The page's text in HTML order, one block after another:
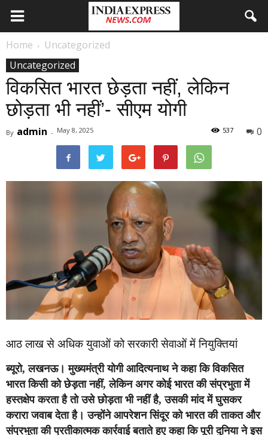
Home
Uncategorized
Uncategorized
विकसित भारत छेड़ता नहीं, लेकिन
छोड़ता भी नहीं’- सीएम योगी
By admin - May 8, 2025 0
537
आठ लाख से अधिक युवाओं को सरकारी सेवाओं में नियुक्तियां
ब्यूरो, लखनऊ। मुख्यमंत्री योगी आदित्यनाथ ने कहा कि विकसित
भारत किसी को छेड़ता नहीं, लेकिन अगर कोई भारत की संप्रभुता में
हस्तक्षेप करता है तो उसे छोड़ता भी नहीं है, उसकी मांद में घुसकर
करारा जवाब देता है। उन्होंने आपरेशन सिंदूर को भारत की ताकत और
संप्रभुता की प्रतीकात्मक कार्रवाई बताते हुए कहा कि पूरी दुनिया ने इस